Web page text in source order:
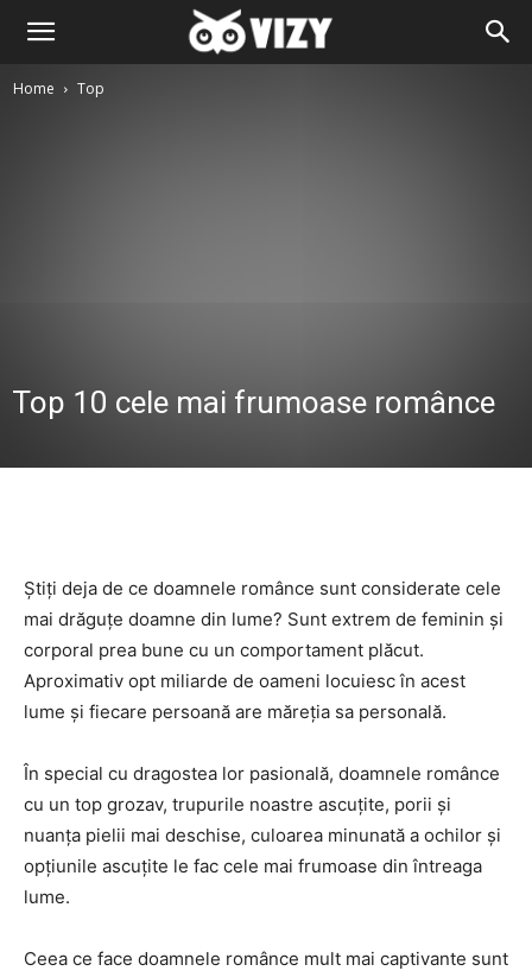
Home Top
Top 10 cele mai frumoase românce
Știți deja de ce doamnele românce sunt considerate cele
mai drăguțe doamne din lume? Sunt extrem de feminin și
corporal prea bune cu un comportament plăcut.
Aproximativ opt miliarde de oameni locuiesc în acest
lume și fiecare persoană are măreția sa personală.
În special cu dragostea lor pasională, doamnele românce
cu un top grozav, trupurile noastre ascuțite, porii și
nuanța pielii mai deschise, culoarea minunată a ochilor și
opțiunile ascuțite le fac cele mai frumoase din întreaga
lume.
Ceea ce face doamnele românce mult mai captivante sunt